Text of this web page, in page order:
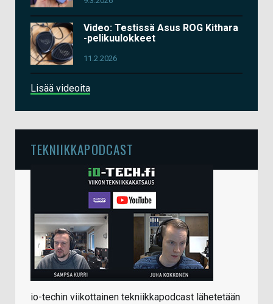
Video: Testissä Asus ROG Kithara
-pelikuulokkeet
11.2.2026
Lisää videoita
TEKNIIKKAPODCAST
io-techin viikottainen tekniikkapodcast lähetetään